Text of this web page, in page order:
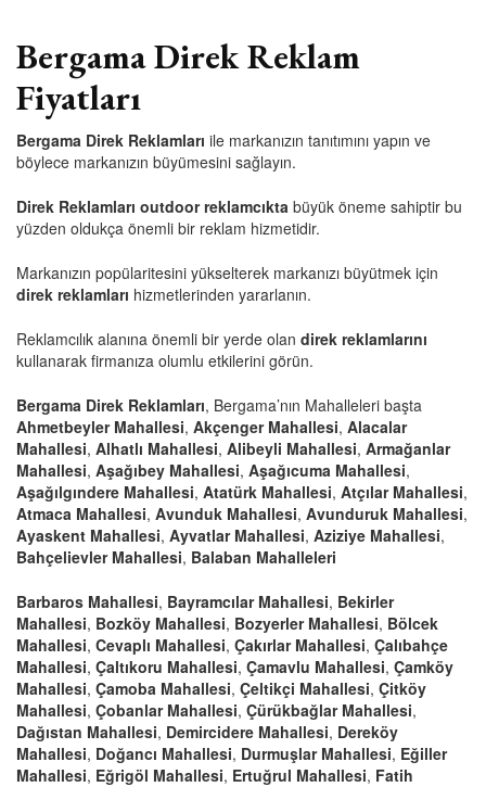
Bergama Direk Reklam
Fiyatları
Bergama Direk Reklamları ile markanızın tanıtımını yapın ve
böylece markanızın büyümesini sağlayın.
Direk Reklamları outdoor reklamcıkta büyük öneme sahiptir bu
yüzden oldukça önemli bir reklam hizmetidir.
Markanızın popülaritesini yükselterek markanızı büyütmek için
direk reklamları hizmetlerinden yararlanın.
Reklamcılık alanına önemli bir yerde olan direk reklamlarını
kullanarak firmanıza olumlu etkilerini görün.
Bergama Direk Reklamları, Bergama’nın Mahalleleri başta
Ahmetbeyler Mahallesi, Akçenger Mahallesi, Alacalar
Mahallesi, Alhatlı Mahallesi, Alibeyli Mahallesi, Armağanlar
Mahallesi, Aşağıbey Mahallesi, Aşağıcuma Mahallesi,
Aşağılgındere Mahallesi, Atatürk Mahallesi, Atçılar Mahallesi,
Atmaca Mahallesi, Avunduk Mahallesi, Avunduruk Mahallesi,
Ayaskent Mahallesi, Ayvatlar Mahallesi, Aziziye Mahallesi,
Bahçelievler Mahallesi, Balaban Mahalleleri
Barbaros Mahallesi, Bayramcılar Mahallesi, Bekirler
Mahallesi, Bozköy Mahallesi, Bozyerler Mahallesi, Bölcek
Mahallesi, Cevaplı Mahallesi, Çakırlar Mahallesi, Çalıbahçe
Mahallesi, Çaltıkoru Mahallesi, Çamavlu Mahallesi, Çamköy
Mahallesi, Çamoba Mahallesi, Çeltikçi Mahallesi, Çitköy
Mahallesi, Çobanlar Mahallesi, Çürükbağlar Mahallesi,
Dağıstan Mahallesi, Demircidere Mahallesi, Dereköy
Mahallesi, Doğancı Mahallesi, Durmuşlar Mahallesi, Eğiller
Mahallesi, Eğrigöl Mahallesi, Ertuğrul Mahallesi, Fatih